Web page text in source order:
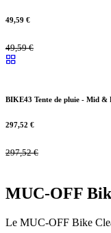
49,59 €
49,59€
BIKE43 Tente de pluie - Mid &
297,52 €
297,52€
MUC-OFF
Le MUC-OFF Bike